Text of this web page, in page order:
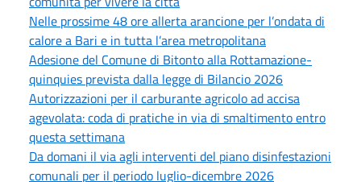
Nelle prossime 48 ore allerta arancione per l’ondata di
calore a Bari e in tutta l’area metropolitana
Adesione del Comune di Bitonto alla Rottamazione-
quinquies prevista dalla legge di Bilancio 2026
Autorizzazioni per il carburante agricolo ad accisa
agevolata: coda di pratiche in via di smaltimento entro
questa settimana
Da domani il via agli interventi del piano disinfestazioni
comunali per il periodo luglio-dicembre 2026